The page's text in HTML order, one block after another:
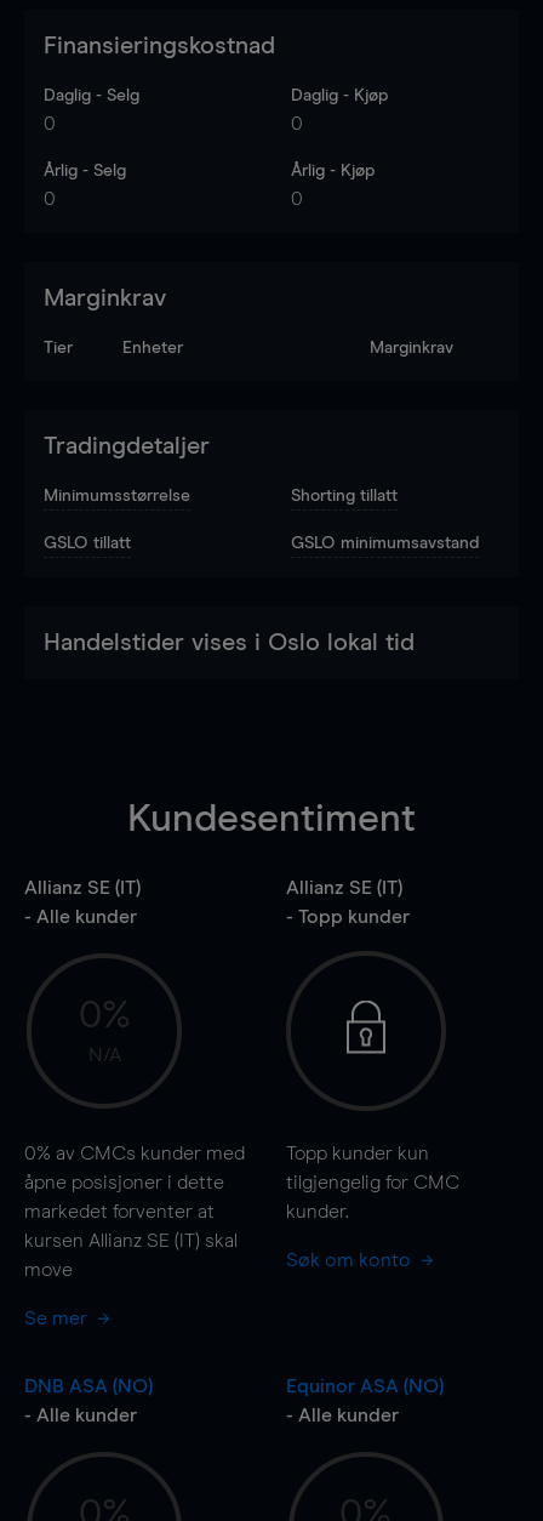
Finansieringskostnad
Daglig - Selg
0
Daglig - Kjøp
0
Årlig - Selg
0
Årlig - Kjøp
0
Marginkrav
Tier Enheter Marginkrav
Tradingdetaljer
Minimumsstørrelse Shorting tillatt
GSLO tillatt GSLO minimumsavstand
Handelstider vises i Oslo lokal tid
Kundesentiment
Allianz SE (IT)
- Alle kunder
0%
N/A
0% av CMCs kunder med
åpne posisjoner i dette
markedet forventer at
kursen Allianz SE (IT) skal
move
Se mer
Allianz SE (IT)
- Topp kunder
Topp kunder kun
tilgjengelig for CMC
kunder.
Søk om konto
DNB ASA (NO)
- Alle kunder
Equinor ASA (NO)
- Alle kunder